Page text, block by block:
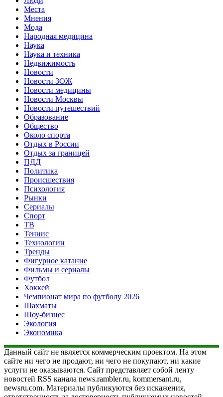
Места
Мнения
Мода
Народная медицина
Наука
Наука и техника
Недвижимость
Новости
Новости ЗОЖ
Новости медицины
Новости Москвы
Новости путешествий
Образование
Общество
Около спорта
Отдых в России
Отдых за границей
ПДД
Политика
Происшествия
Психология
Рынки
Сериалы
Спорт
ТВ
Теннис
Технологии
Тренды
Фигурное катание
Фильмы и сериалы
Футбол
Хоккей
Чемпионат мира по футболу 2026
Шахматы
Шоу-бизнес
Экология
Экономика
Данный сайт не является коммерческим проектом. На этом
сайте ни чего не продают, ни чего не покупают, ни какие
услуги не оказываются. Сайт представляет собой ленту
новостей RSS канала news.rambler.ru, kommersant.ru,
newsru.com. Материалы публикуются без искажения,